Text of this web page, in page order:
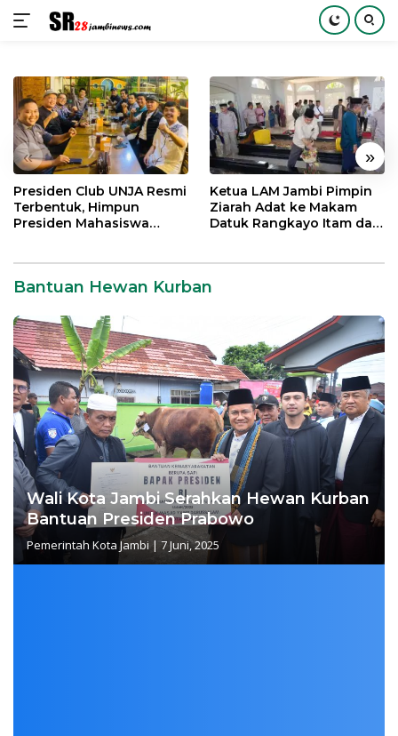
konten
« »
Presiden Club UNJA Resmi
Terbentuk, Himpun
Presiden Mahasiswa
Ketua LAM Jambi Pimpin
Ziarah Adat ke Makam
Datuk Rangkayo Itam dan
Bantuan Hewan Kurban
Wali Kota Jambi Serahkan Hewan Kurban
Bantuan Presiden Prabowo
Pemerintah Kota Jambi |7 Juni, 2025